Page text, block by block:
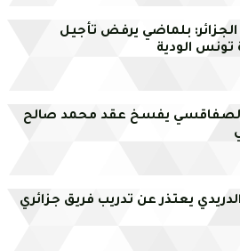
بلماضي يرفض تأجيل
تونس الودية
الصفاقسي يفسخ عقد محمد صالح
يعتذر عن تدريب فريق جزائري